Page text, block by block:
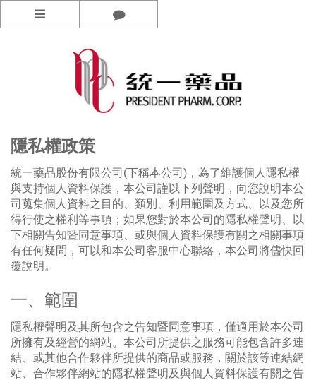
品牌
加入我們
線上購物
隱私權政策
統一藥品股份有限公司(下稱本公司)，為了維護個人隱私權
與支持個人資料保護，本公司謹以下列聲明，向您說明本公
司蒐集個人資料之目的、類別、利用範圍及方式、以及您所
得行使之權利等事項；如果您對於本公司的隱私權聲明、以
下相關告知暨同意事項、或與個人資料保護有關之相關事項
有任何疑問，可以和本公司客服中心聯絡，本公司將儘快回
覆說明。
一、範圍
隱私權聲明及其所包含之告知暨同意事項，僅適用於本公司
所擁有及經營的網站。本公司所提供之服務可能包含許多連
結、或其他合作夥伴所提供的商品或服務，關於該等連結網
站、合作夥伴網站的隱私權聲明及與個人資料保護有關之告